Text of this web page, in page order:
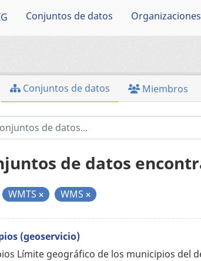
Conjuntos de datos Organizaciones
Conjuntos de datos Miembros
de datos
WMTS WMS
(geoservicio)
Límite geográfico de los municipios del